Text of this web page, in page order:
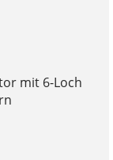
mit 6-Loch